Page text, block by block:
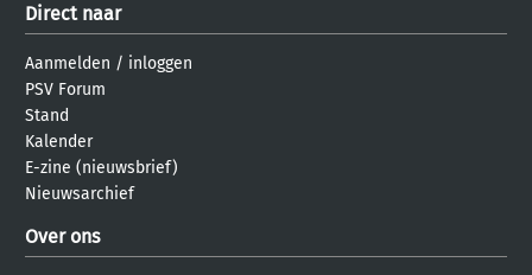
Direct naar
Aanmelden / inloggen
PSV Forum
Stand
Kalender
E-zine (nieuwsbrief)
Nieuwsarchief
Over ons